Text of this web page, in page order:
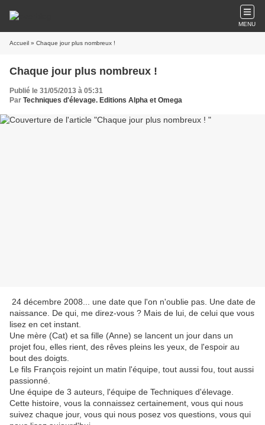
MENU
Accueil » Chaque jour plus nombreux !
Chaque jour plus nombreux !
Publié le 31/05/2013 à 05:31
Par Techniques d'élevage. Editions Alpha et Omega
24 décembre 2008... une date que l'on n'oublie pas. Une date de
naissance. De qui, me direz-vous ? Mais de lui, de celui que vous
lisez en cet instant.
Une mère (Cat) et sa fille (Anne) se lancent un jour dans un
projet fou, elles rient, des rêves pleins les yeux, de l'espoir au
bout des doigts.
Le fils François rejoint un matin l'équipe, tout aussi fou, tout aussi
passionné.
Une équipe de 3 auteurs, l'équipe de Techniques d'élevage.
Cette histoire, vous la connaissez certainement, vous qui nous
suivez chaque jour, vous qui nous posez vos questions, vous qui